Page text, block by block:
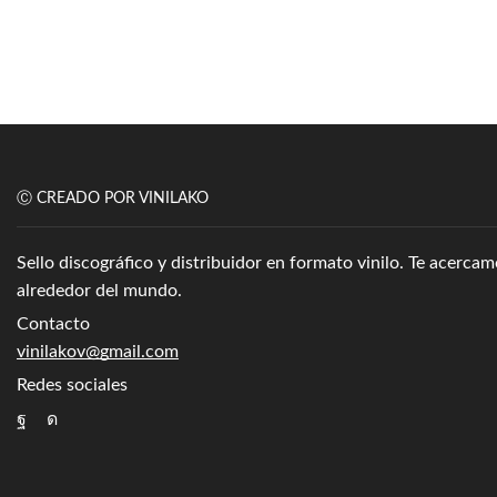
Ⓒ CREADO POR VINILAKO
Sello discográfico y distribuidor en formato vinilo. Te
alrededor del mundo.
Contacto
vinilakov@gmail.com
Redes sociales
Facebook
Instagram